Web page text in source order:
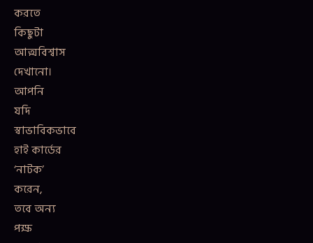
করতে
কিছুটা
আত্মবিশ্বাস
দেখানো।
আপনি
যদি
স্বাভাবিকভাবে
হাই কার্ডের
‘নাটক’
করেন,
তবে অন্য
পক্ষ